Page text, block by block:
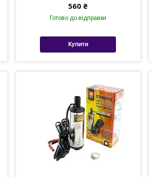
560 ₴
Готово до відправки
Купити